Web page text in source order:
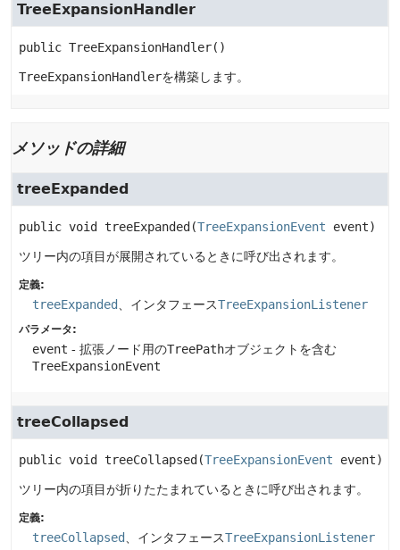
TreeExpansionHandler
public TreeExpansionHandler()
TreeExpansionHandlerを構築します。
メソッドの詳細
treeExpanded
public void treeExpanded (TreeExpansionEvent event)
ツリー内の項目が展開されているときに呼び出されます。
定義:
treeExpanded 、インタフェースTreeExpansionListener
パラメータ:
event - 拡張ノード用のTreePathオブジェクトを含む
TreeExpansionEvent
treeCollapsed
public void treeCollapsed (TreeExpansionEvent event)
ツリー内の項目が折りたたまれているときに呼び出されます。
定義:
treeCollapsed 、インタフェースTreeExpansionListener